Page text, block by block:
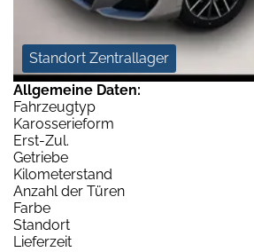
Standort Zentrallager
Allgemeine Daten:
Fahrzeugtyp
Karosserieform
Erst-Zul.
Getriebe
Kilometerstand
Anzahl der Türen
Farbe
Standort
Lieferzeit